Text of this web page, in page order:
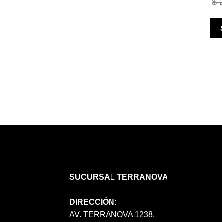
$
SUCURSAL TERRANOVA
DIRECCIÓN:
AV. TERRANOVA 1238,